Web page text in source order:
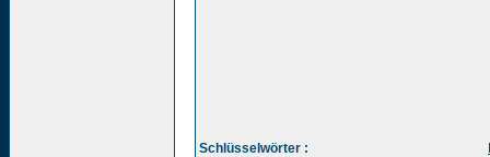
Schlüsselwörter :